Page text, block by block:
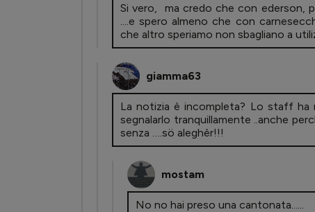
Si vero, ma credo che con ederson,
....e spero almeno che con
che altro speriamo non sbagliano a
giamma63
La notizia è incompleta? Lo staff ha
segnalarlo tranquillamente ..anche
senza ….sö aleghèr!!!
mostam
No no hai preso una cantonata......